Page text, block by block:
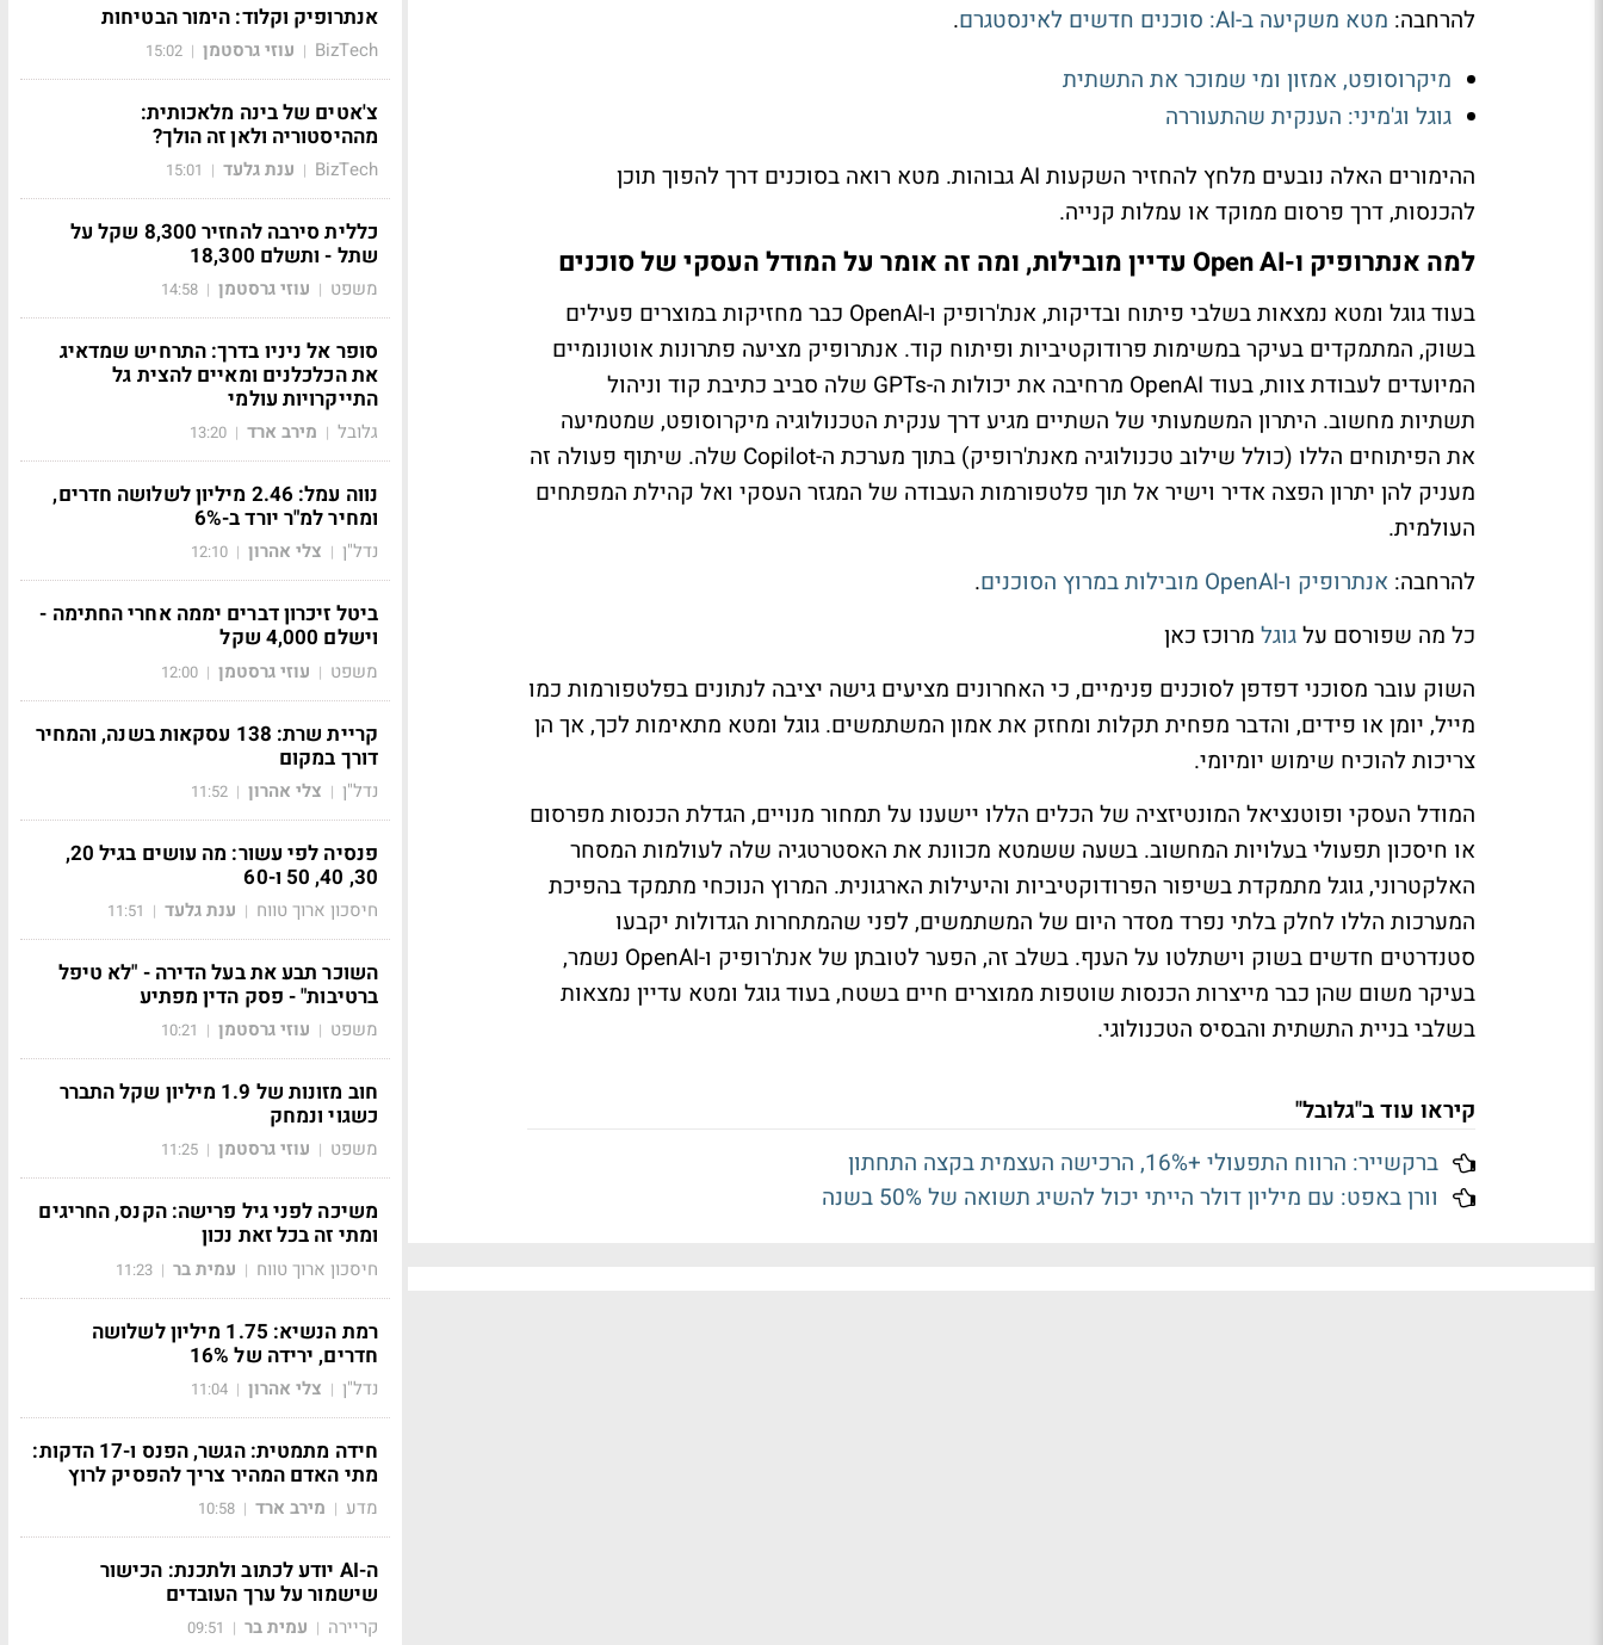
להרחבה: מטא משקיעה ב-AI: סוכנים חדשים לאינסטגרם
.
מיקרוסופט, אמזון ומי שמוכר את התשתית
גוגל וג'מיני: הענקית שהתעוררה
ההימורים האלה נובעים מלחץ להחזיר השקעות AI גבוהות. מטא רואה בסוכנים דרך להפוך תוכן
להכנסות, דרך פרסום ממוקד או עמלות קנייה.
למה אנתרופיק ו-Open AI עדיין מובילות, ומה זה אומר על המודל העסקי של סוכנים
בעוד גוגל ומטא נמצאות בשלבי פיתוח ובדיקות, אנת'רופיק ו-OpenAI כבר מחזיקות במוצרים פעילים
בשוק, המתמקדים בעיקר במשימות פרודוקטיביות ופיתוח קוד. אנתרופיק מציעה פתרונות אוטונומיים
המיועדים לעבודת צוות, בעוד OpenAI מרחיבה את יכולות ה-GPTs שלה סביב כתיבת קוד וניהול
תשתיות מחשוב. היתרון המשמעותי של השתיים מגיע דרך ענקית הטכנולוגיה מיקרוסופט, שמטמיעה
את הפיתוחים הללו (כולל שילוב טכנולוגיה מאנת'רופיק) בתוך מערכת ה-Copilot שלה. שיתוף פעולה זה
מעניק להן יתרון הפצה אדיר וישיר אל תוך פלטפורמות העבודה של המגזר העסקי ואל קהילת המפתחים
העולמית.
להרחבה: אנתרופיק ו-OpenAI מובילות במרוץ הסוכנים
.
כל מה שפורסם עלגוגל מרוכז כאן
השוק עובר מסוכני דפדפן לסוכנים פנימיים, כי האחרונים מציעים גישה יציבה לנתונים בפלטפורמות כמו
מייל, יומן או פידים, והדבר מפחית תקלות ומחזק את אמון המשתמשים. גוגל ומטא מתאימות לכך, אך הן
צריכות להוכיח שימוש יומיומי.
המודל העסקי ופוטנציאל המונטיזציה של הכלים הללו יישענו על תמחור מנויים, הגדלת הכנסות מפרסום
או חיסכון תפעולי בעלויות המחשוב. בשעה ששמטא מכוונת את האסטרטגיה שלה לעולמות המסחר
האלקטרוני, גוגל מתמקדת בשיפור הפרודוקטיביות והיעילות הארגונית. המרוץ הנוכחי מתמקד בהפיכת
המערכות הללו לחלק בלתי נפרד מסדר היום של המשתמשים, לפני שהמתחרות הגדולות יקבעו
סטנדרטים חדשים בשוק וישתלטו על הענף. בשלב זה, הפער לטובתן של אנת'רופיק ו-OpenAI נשמר,
בעיקר משום שהן כבר מייצרות הכנסות שוטפות ממוצרים חיים בשטח, בעוד גוגל ומטא עדיין נמצאות
בשלבי בניית התשתית והבסיס הטכנולוגי.
קיראו עוד ב"גלובל"
ברקשייר: הרווח התפעולי +16%, הרכישה העצמית בקצה התחתון
וורן באפט: עם מיליון דולר הייתי יכול להשיג תשואה של 50% בשנה
אנתרופיק וקלוד: הימור הבטיחות
BizTech
| עוזי גרסטמן |
15:02
צ'אטים של בינה מלאכותית:
מההיסטוריה ולאן זה הולך?
BizTech
| ענת גלעד |
15:01
כללית סירבה להחזיר 8,300 שקל על
שתל - ותשלם 18,300
משפט | עוזי גרסטמן |
14:58
סופר אל ניניו בדרך: התרחיש שמדאיג
את הכלכלנים ומאיים להצית גל
התייקרויות עולמי
גלובל | מירב ארד |
13:20
נווה עמל: 2.46 מיליון לשלושה חדרים,
ומחיר למ"ר יורד ב-6%
נדל"ן | צלי אהרון |
12:10
ביטל זיכרון דברים יממה אחרי החתימה -
וישלם 4,000 שקל
משפט | עוזי גרסטמן |
12:00
קריית שרת: 138 עסקאות בשנה, והמחיר
דורך במקום
נדל"ן | צלי אהרון |
11:52
פנסיה לפי עשור: מה עושים בגיל 20,
30, 40, 50 ו-60
חיסכון ארוך טווח | ענת גלעד |
11:51
השוכר תבע את בעל הדירה - "לא טיפל
ברטיבות" - פסק הדין מפתיע
משפט | עוזי גרסטמן |
10:21
חוב מזונות של 1.9 מיליון שקל התברר
כשגוי ונמחק
משפט | עוזי גרסטמן |
11:25
משיכה לפני גיל פרישה: הקנס, החריגים
ומתי זה בכל זאת נכון
חיסכון ארוך טווח | עמית בר |
11:23
רמת הנשיא: 1.75 מיליון לשלושה
חדרים, ירידה של 16%
נדל"ן | צלי אהרון |
11:04
חידה מתמטית: הגשר, הפנס ו-17 הדקות:
מתי האדם המהיר צריך להפסיק לרוץ
מדע | מירב ארד |
10:58
ה-AI יודע לכתוב ולתכנת: הכישור
שישמור על ערך העובדים
קריירה | עמית בר |
09:51